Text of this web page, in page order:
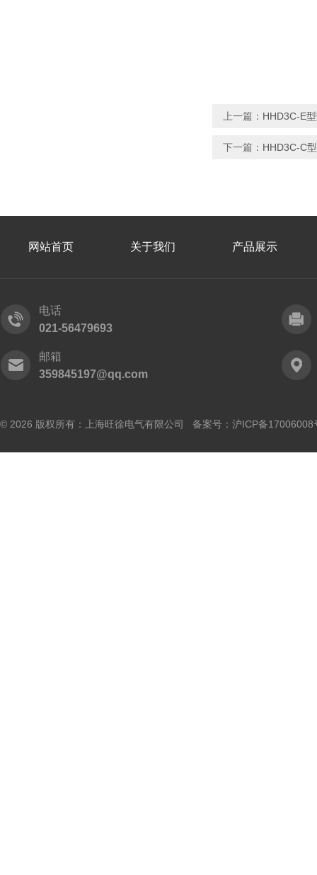
上一篇： HHD3C-E
下一篇： HHD3C-C
网站首页 关于我们 产品展示
电话
021-56479693
邮箱
359845197@qq.com
© 2026 版权所有：上海旺徐电气有限公司 备案号： 沪ICP备17006008